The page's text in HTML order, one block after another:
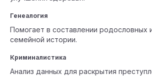
Генеалогия
Помогает в составлении родословных
семейной истории.
Криминалистика
Анализ данных для раскрытия